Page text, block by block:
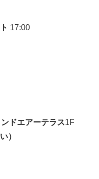
17:00
ドエアーテラス1F
）